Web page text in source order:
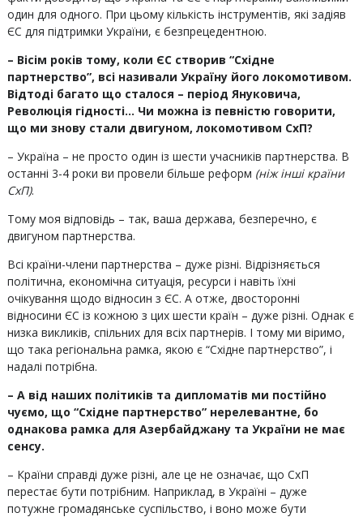
один для одного. При цьому кількість інструментів, які задіяв
ЄС для підтримки України, є безпрецедентною.
– Вісім років тому, коли ЄС створив “Східне
партнерство”, всі називали Україну його локомотивом.
Відтоді багато що сталося – період Януковича,
Революція гідності… Чи можна із певністю говорити,
що ми знову стали двигуном, локомотивом СхП?
– Україна – не просто один із шести учасників партнерства. В
останні 3-4 роки ви провели більше реформ (ніж інші країни
СхП).
Тому моя відповідь – так, ваша держава, безперечно, є
двигуном партнерства.
Всі країни-члени партнерства – дуже різні. Відрізняється
політична, економічна ситуація, ресурси і навіть їхні
очікування щодо відносин з ЄС. А отже, двосторонні
відносини ЄС із кожною з цих шести країн – дуже різні. Однак є
низка викликів, спільних для всіх партнерів. І тому ми віримо,
що така регіональна рамка, якою є “Східне партнерство”, і
надалі потрібна.
– А від наших політиків та дипломатів ми постійно
чуємо, що “Східне партнерство” нерелевантне, бо
однакова рамка для Азербайджану та України не має
сенсу.
– Країни справді дуже різні, але це не означає, що СхП
перестає бути потрібним. Наприклад, в Україні – дуже
потужне громадянське суспільство, і воно може бути